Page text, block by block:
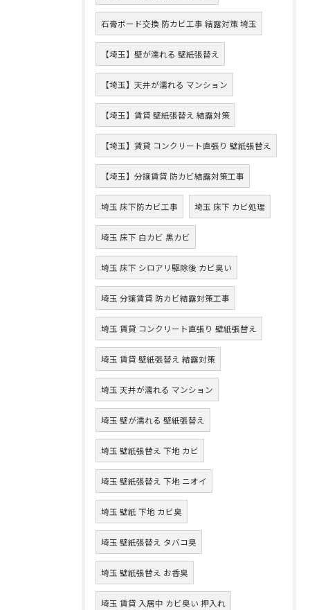
石膏ボード交換 防カビ工事 結露対策 埼玉
【埼玉】壁が濡れる 壁紙張替え
【埼玉】天井が濡れる マンション
【埼玉】賃貸 壁紙張替え 結露対策
【埼玉】賃貸 コンクリート直張り 壁紙張替え
【埼玉】分譲賃貸 防カビ結露対策工事
埼玉 床下防カビ工事 埼玉 床下 カビ処理
埼玉 床下 白カビ 黒カビ
埼玉 床下 シロアリ駆除後 カビ臭い
埼玉 分譲賃貸 防カビ結露対策工事
埼玉 賃貸 コンクリート直張り 壁紙張替え
埼玉 賃貸 壁紙張替え 結露対策
埼玉 天井が濡れる マンション
埼玉 壁が濡れる 壁紙張替え
埼玉 壁紙張替え 下地 カビ
埼玉 壁紙張替え 下地 ニオイ
埼玉 壁紙 下地 カビ臭
埼玉 壁紙張替え タバコ臭
埼玉 壁紙張替え お香臭
埼玉 賃貸 入居中 カビ臭い 押入れ